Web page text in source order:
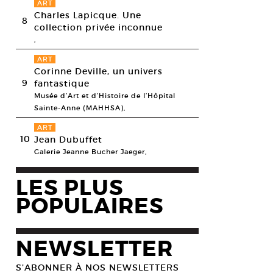
8
ART
Charles Lapicque. Une
collection privée inconnue
,
9
ART
Corinne Deville, un univers
fantastique
Musée d’Art et d’Histoire de l’Hôpital
Sainte-Anne (MAHHSA),
10
ART
Jean Dubuffet
Galerie Jeanne Bucher Jaeger,
LES PLUS
POPULAIRES
NEWSLETTER
S’ABONNER À NOS NEWSLETTERS